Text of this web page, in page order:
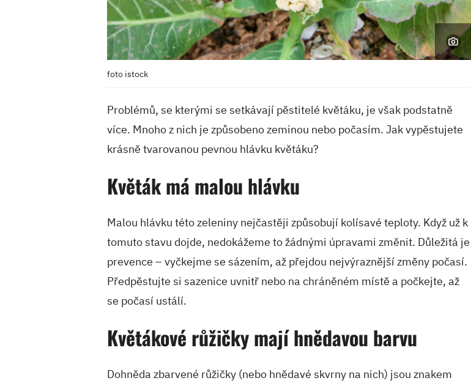
foto istock
Problémů, se kterými se setkávají pěstitelé květáku, je však podstatně
více. Mnoho z nich je způsobeno zeminou nebo počasím. Jak vypěstujete
krásně tvarovanou pevnou hlávku květáku?
Květák má malou hlávku
Malou hlávku této zeleniny nejčastěji způsobují kolísavé teploty. Když už k
tomuto stavu dojde, nedokážeme to žádnými úpravami změnit. Důležitá je
prevence – vyčkejme se sázením, až přejdou nejvýraznější změny počasí.
Předpěstujte si sazenice uvnitř nebo na chráněném místě a počkejte, až
se počasí ustálí.
Květákové růžičky mají hnědavou barvu
Dohněda zbarvené růžičky (nebo hnědavé skvrny na nich) jsou znakem